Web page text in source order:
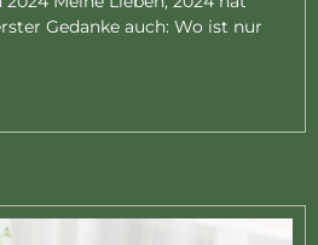
Gedanke auch: Wo ist nur